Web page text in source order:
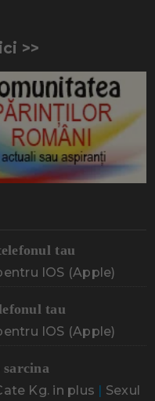
>>
tau
IOS (Apple)
tau
IOS (Apple)
Kg. in plus | Sexul